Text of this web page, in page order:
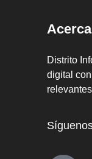
Distrito
digital